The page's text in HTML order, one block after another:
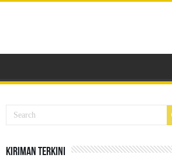
Kiriman Terkini